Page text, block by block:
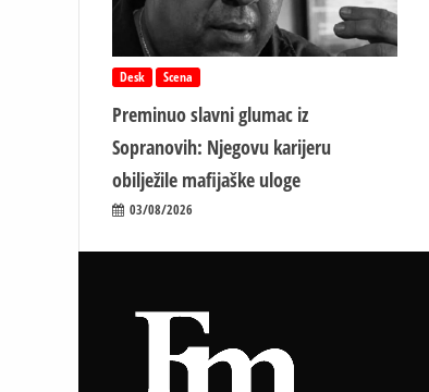
Desk Scena
Preminuo slavni glumac iz
Sopranovih: Njegovu karijeru
obilježile mafijaške uloge
03/08/2026